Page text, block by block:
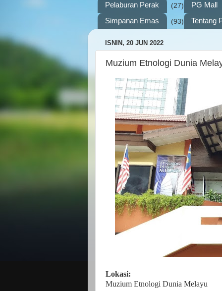
Pelaburan Perak (27)
PG Mall
Simpanan Emas
(93) Tentang
ISNIN, 20 JUN 2022
Muzium Etnologi Dunia
Lokasi:
Muzium Etnologi Dunia Melayu